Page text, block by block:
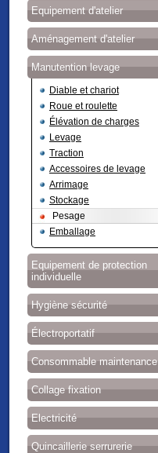
Equipement d'atelier
Aménagement d'atelier
Manutention levage
Diable et chariot
Roue et roulette
Élévation de charges
Levage
Traction
Accessoires de levage
Arrimage
Stockage
Pesage
Emballage
Equipement de protection
individuelle
Hygiène sécurité
Électroportatif
Consommable maintenance
Collage fixation
Electricité
Quincaillerie serrurerie